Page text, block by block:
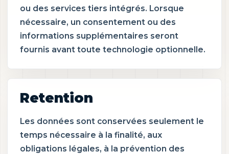
ou des services tiers intégrés. Lorsque
nécessaire, un consentement ou des
informations supplémentaires seront
fournis avant toute technologie optionnelle.
Retention
Les données sont conservées seulement le
temps nécessaire à la finalité, aux
obligations légales, à la prévention des